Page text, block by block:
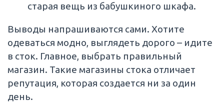
старая вещь из бабушкиного шкафа.
Выводы напрашиваются сами. Хотите
одеваться модно, выглядеть дорого – идите
в сток. Главное, выбрать правильный
магазин. Такие магазины стока отличает
репутация, которая создается ни за один
день.